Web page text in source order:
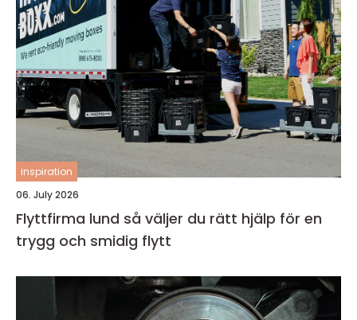
inspiration
06. July 2026
Flyttfirma lund så väljer du rätt hjälp för en
trygg och smidig flytt